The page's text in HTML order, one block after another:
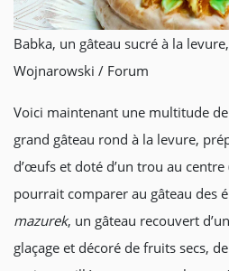
Babka, un gâteau sucré à la
Wojnarowski / Forum
Voici maintenant une multitude
grand gâteau rond à la levure,
d’œufs et doté d’un trou au centre
pourrait comparer au gâteau des
mazurek, un gâteau recouvert
glaçage et décoré de fruits secs,